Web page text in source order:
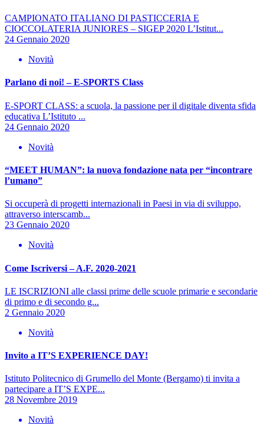
CAMPIONATO ITALIANO DI PASTICCERIA E
CIOCCOLATERIA JUNIORES – SIGEP 2020 L’Istitut...
24 Gennaio 2020
Novità
Parlano di noi! – E-SPORTS Class
E-SPORT CLASS: a scuola, la passione per il digitale diventa sfida
educativa L’Istituto ...
24 Gennaio 2020
Novità
“MEET HUMAN”: la nuova fondazione nata per “incontrare
l’umano”
Si occuperà di progetti internazionali in Paesi in via di sviluppo,
attraverso interscamb...
23 Gennaio 2020
Novità
Come Iscriversi – A.F. 2020-2021
LE ISCRIZIONI alle classi prime delle scuole primarie e secondarie
di primo e di secondo g...
2 Gennaio 2020
Novità
Invito a IT’S EXPERIENCE DAY!
Istituto Politecnico di Grumello del Monte (Bergamo) ti invita a
partecipare a IT’S EXPE...
28 Novembre 2019
Novità